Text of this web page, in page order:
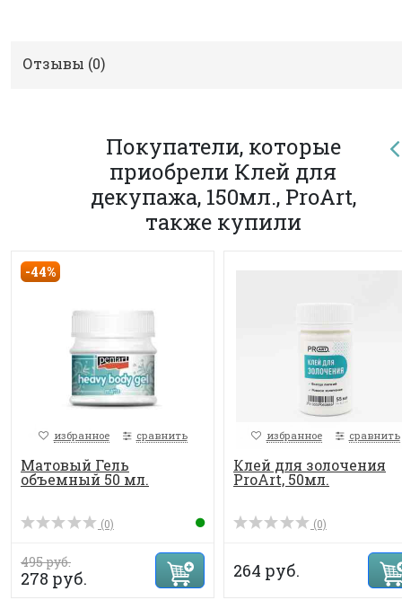
Отзывы (0)
Покупатели, которые
приобрели Клей для
декупажа, 150мл., ProArt,
также купили
-44%
избранное сравнить
Матовый Гель
объемный 50 мл.
(0)
495 руб.
278 руб.
избранное сравнить
Клей для золочения
ProArt, 50мл.
(0)
264 руб.